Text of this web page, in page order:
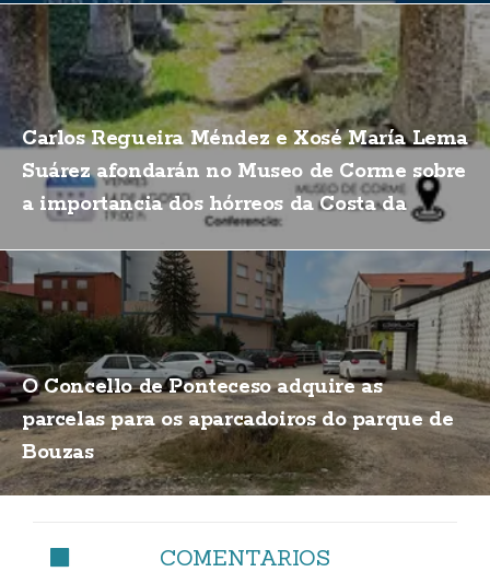
Carlos Regueira Méndez e Xosé María Lema
Suárez afondarán no Museo de Corme sobre
a importancia dos hórreos da Costa da
O Concello de Ponteceso adquire as
parcelas para os aparcadoiros do parque de
Bouzas
COMENTARIOS